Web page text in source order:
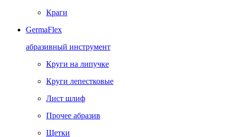
Краги
GermaFlex
абразивный инструмент
Круги на липучке
Круги лепестковые
Лист шлиф
Прочее абразив
Щетки